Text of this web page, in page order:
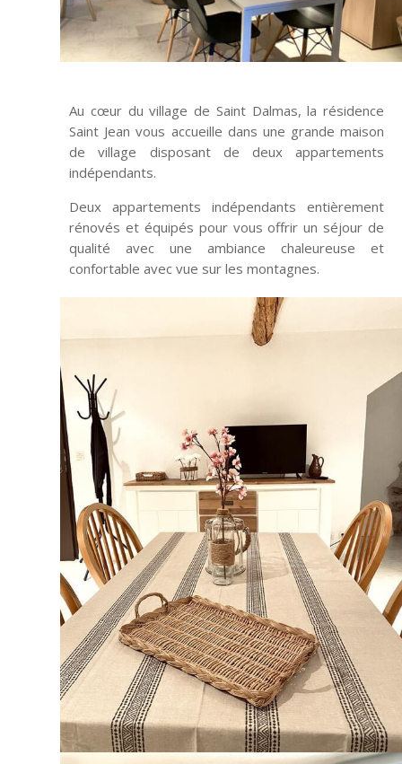
Au cœur du village de Saint Dalmas, la résidence
Saint Jean vous accueille dans une grande maison
de village disposant de deux appartements
indépendants.
Deux appartements indépendants entièrement
rénovés et équipés pour vous offrir un séjour de
qualité avec une ambiance chaleureuse et
confortable avec vue sur les montagnes.